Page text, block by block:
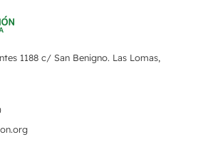
1188 c/ San Benigno. Las Lomas,